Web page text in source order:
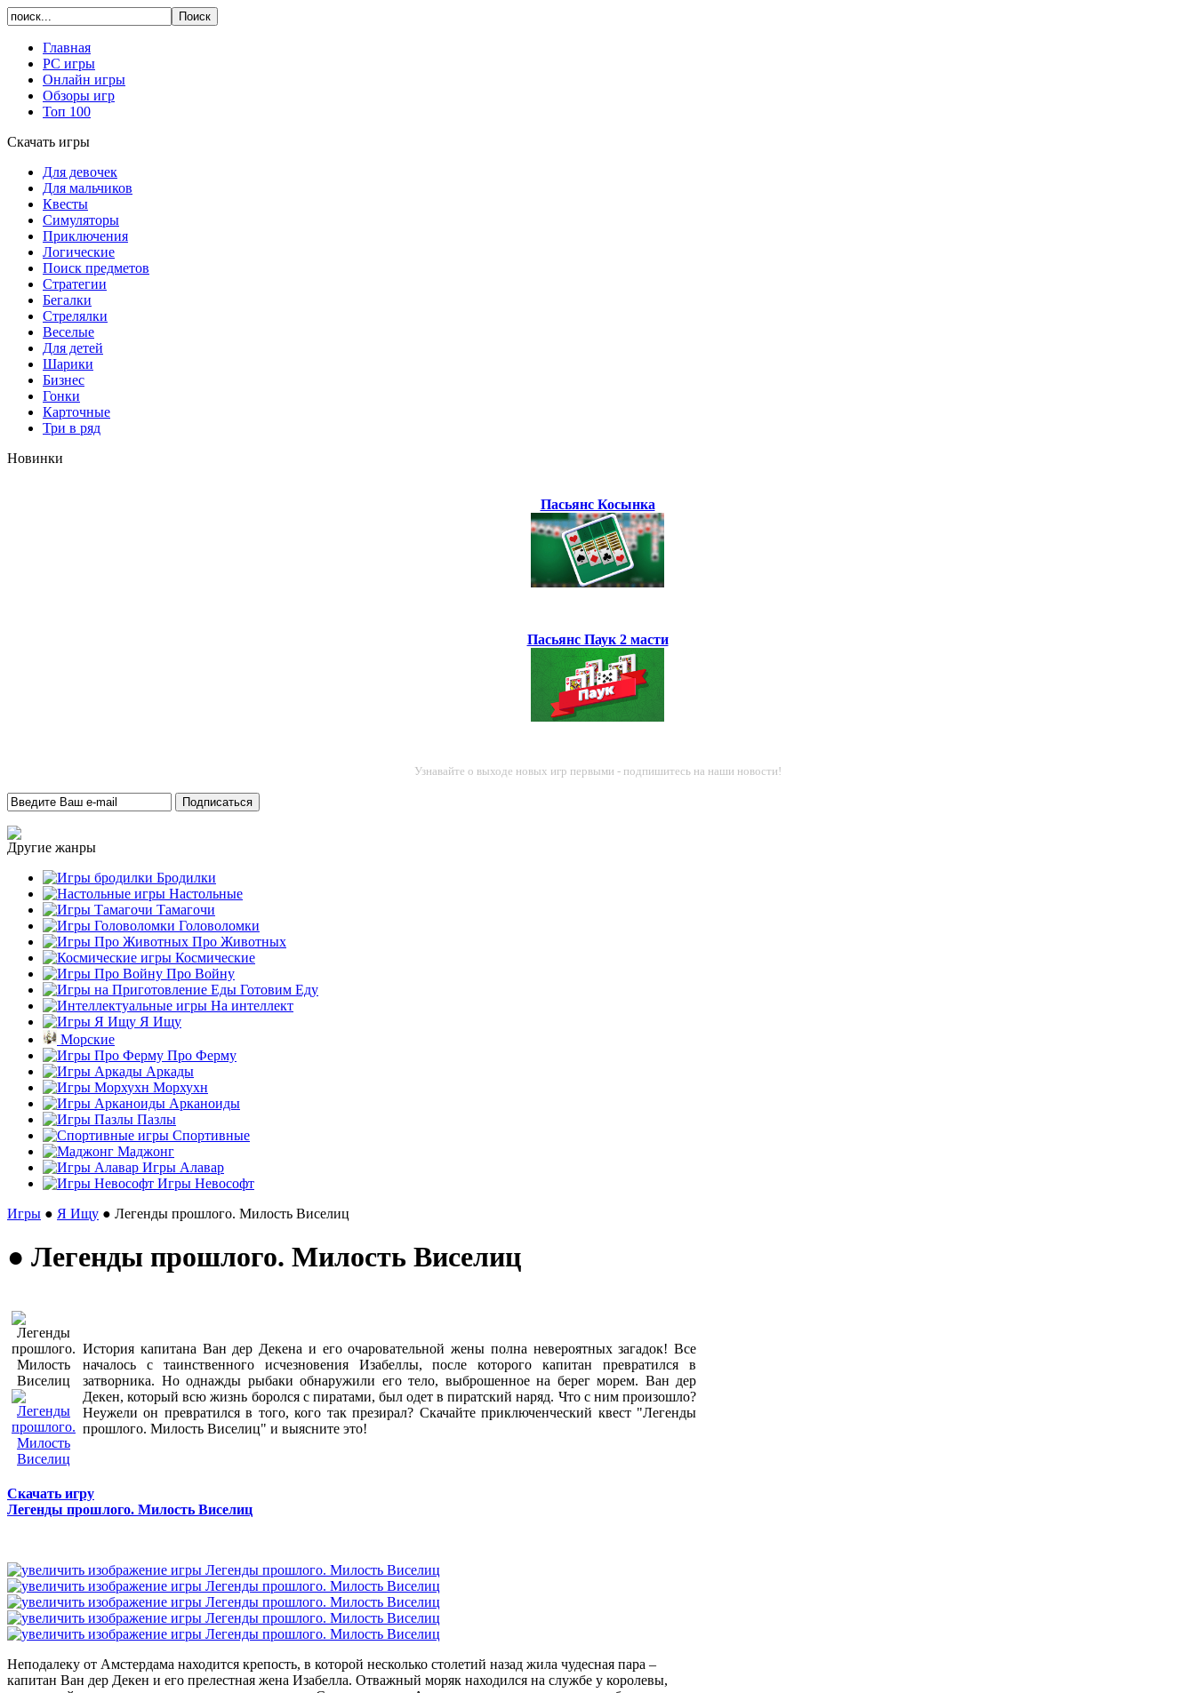
Главная
PC игры
Онлайн игры
Обзоры игр
Топ 100
Скачать игры
Для девочек
Для мальчиков
Квесты
Симуляторы
Приключения
Логические
Поиск предметов
Стратегии
Бегалки
Стрелялки
Веселые
Для детей
Шарики
Бизнес
Гонки
Карточные
Три в ряд
Новинки
Пасьянс Косынка
Пасьянс Паук 2 масти
Узнавайте о выходе новых игр первыми - подпишитесь на наши новости!
Другие жанры
Бродилки
Настольные
Тамагочи
Головоломки
Про Животных
Космические
Про Войну
Готовим Еду
На интеллект
Я Ищу
Морские
Про Ферму
Аркады
Морхухн
Арканоиды
Пазлы
Спортивные
Маджонг
Игры Алавар
Игры Невософт
Игры ● Я Ищу ● Легенды прошлого. Милость Виселиц
● Легенды прошлого. Милость Виселиц
История капитана Ван дер Декена и его очаровательной жены полна невероятных загадок! Все
началось с таинственного исчезновения Изабеллы, после которого капитан превратился в
затворника. Но однажды рыбаки обнаружили его тело, выброшенное на берег морем. Ван дер
Декен, который всю жизнь боролся с пиратами, был одет в пиратский наряд. Что с ним произошло?
Неужели он превратился в того, кого так презирал? Скачайте приключенческий квест "Легенды
прошлого. Милость Виселиц" и выясните это!
Скачать игру
Легенды прошлого. Милость Виселиц
Неподалеку от Амстердама находится крепость, в которой несколько столетий назад жила чудесная пара –
капитан Ван дер Декен и его прелестная жена Изабелла. Отважный моряк находился на службе у королевы,